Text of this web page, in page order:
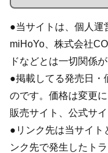
●当サイトは、個人運
miHoYo、株式会社
ドなどとは一切関係
●掲載してる発売日・
のです。価格は変更
販売サイト、公式サ
●リンク先は当サイト
ンク先で発生したト